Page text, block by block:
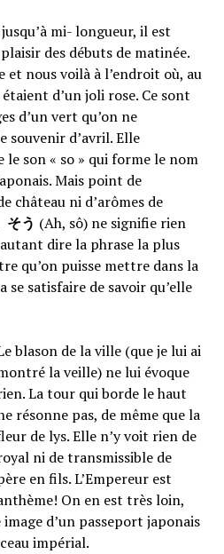
mi- longueur, il est
des débuts de matinée.
et nous voilà à l’endroit où, au
d’un joli rose. Ce sont
d’un vert qu’on ne
souvenir d’avril. Elle
le son « so » qui forme le nom
Mais point de
château ni d’arômes de
そう (Ah, sô) ne signifie rien
dire la phrase la plus
qu’on puisse mettre dans la
satisfaire de savoir qu’elle
blason de la ville (que je lui ai
la veille) ne lui évoque
La tour qui borde le haut
résonne pas, de même que la
de lys. Elle n’y voit rien de
ni de transmissible de
en fils. L’Empereur est
On en est très loin,
d’un passeport japonais
impérial.